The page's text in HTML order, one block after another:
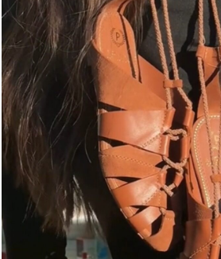
Elevate your desire for a last-